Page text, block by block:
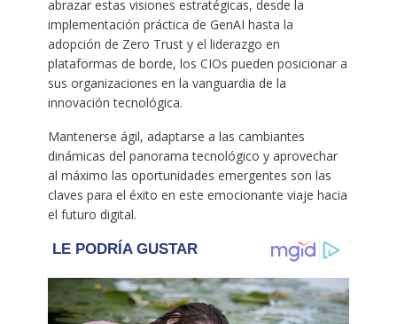
abrazar estas visiones estratégicas, desde la
implementación práctica de GenAI hasta la
adopción de Zero Trust y el liderazgo en
plataformas de borde, los CIOs pueden posicionar a
sus organizaciones en la vanguardia de la
innovación tecnológica.
Mantenerse ágil, adaptarse a las cambiantes
dinámicas del panorama tecnológico y aprovechar
al máximo las oportunidades emergentes son las
claves para el éxito en este emocionante viaje hacia
el futuro digital.